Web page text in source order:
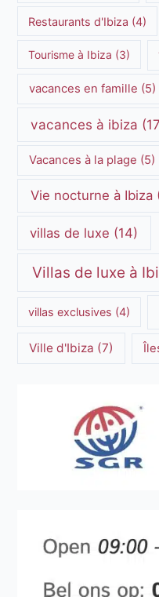
Restaurants d'Ibiza (4)
Tourisme à Ibiza (3)
vacances en famille (5)
vacances à ibiza
Vacances à la plage (5)
Vie nocturne à Ibiza
villas de luxe (14)
Villas de luxe à
villas exclusives (4)
Ville d'Ibiza (7)